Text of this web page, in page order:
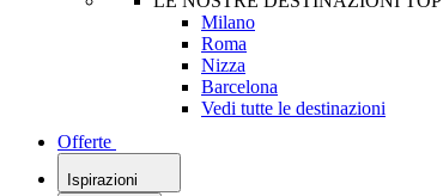
Milano
Roma
Nizza
Barcelona
Vedi tutte le destinazioni
Offerte
Ispirazioni